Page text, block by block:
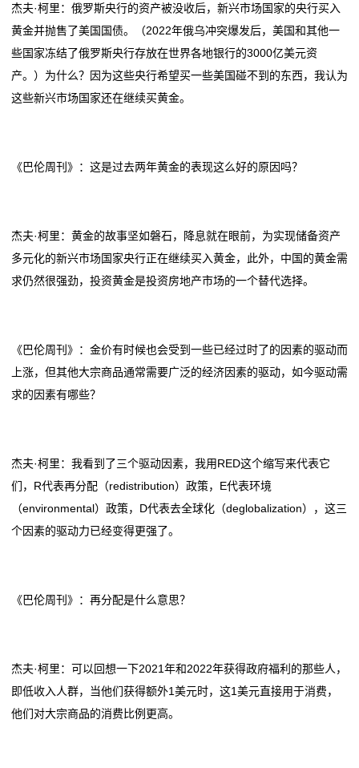
杰夫·柯里：俄罗斯央行的资产被没收后，新兴市场国家的央行买入
黄金并抛售了美国国债。（2022年俄乌冲突爆发后，美国和其他一
些国家冻结了俄罗斯央行存放在世界各地银行的3000亿美元资
产。）为什么？因为这些央行希望买一些美国碰不到的东西，我认为
这些新兴市场国家还在继续买黄金。
《巴伦周刊》：这是过去两年黄金的表现这么好的原因吗？
杰夫·柯里：黄金的故事坚如磐石，降息就在眼前，为实现储备资产
多元化的新兴市场国家央行正在继续买入黄金，此外，中国的黄金需
求仍然很强劲，投资黄金是投资房地产市场的一个替代选择。
《巴伦周刊》：金价有时候也会受到一些已经过时了的因素的驱动而
上涨，但其他大宗商品通常需要广泛的经济因素的驱动，如今驱动需
求的因素有哪些？
杰夫·柯里：我看到了三个驱动因素，我用RED这个缩写来代表它
们，R代表再分配（redistribution）政策，E代表环境
（environmental）政策，D代表去全球化（deglobalization），这三
个因素的驱动力已经变得更强了。
《巴伦周刊》：再分配是什么意思？
杰夫·柯里：可以回想一下2021年和2022年获得政府福利的那些人，
即低收入人群，当他们获得额外1美元时，这1美元直接用于消费，
他们对大宗商品的消费比例更高。